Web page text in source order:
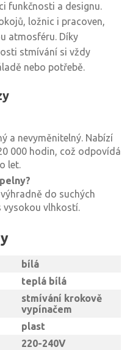
funkčnosti a designu.
ložnic i pracoven,
atmosféru. Díky
stmívání si vždy
nebo potřebě.
a nevyměnitelný. Nabízí
000 hodin, což odpovídá
let.
do suchých
vlhkostí.
bílá
teplá bílá
stmívání krokově
vypínačem
plast
220-240V